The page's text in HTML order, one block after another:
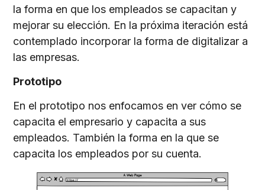
la forma en que los empleados se capacitan y
mejorar su elección. En la próxima iteración está
contemplado incorporar la forma de digitalizar a
las empresas.
Prototipo
En el prototipo nos enfocamos en ver cómo se
capacita el empresario y capacita a sus
empleados. También la forma en la que se
capacita los empleados por su cuenta.